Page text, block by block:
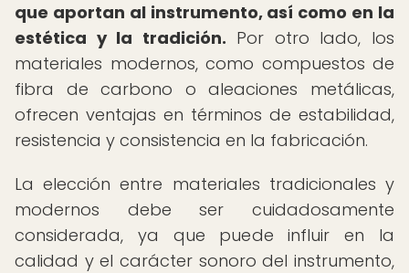
que aportan al instrumento, así como en la
estética y la tradición. Por otro lado, los
materiales modernos, como compuestos de
fibra de carbono o aleaciones metálicas,
ofrecen ventajas en términos de estabilidad,
resistencia y consistencia en la fabricación.
La elección entre materiales tradicionales y
modernos debe ser cuidadosamente
considerada, ya que puede influir en la
calidad y el carácter sonoro del instrumento,